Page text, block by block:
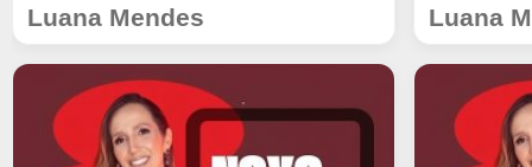
992
96
Luana Mendes
1072
24
Luana